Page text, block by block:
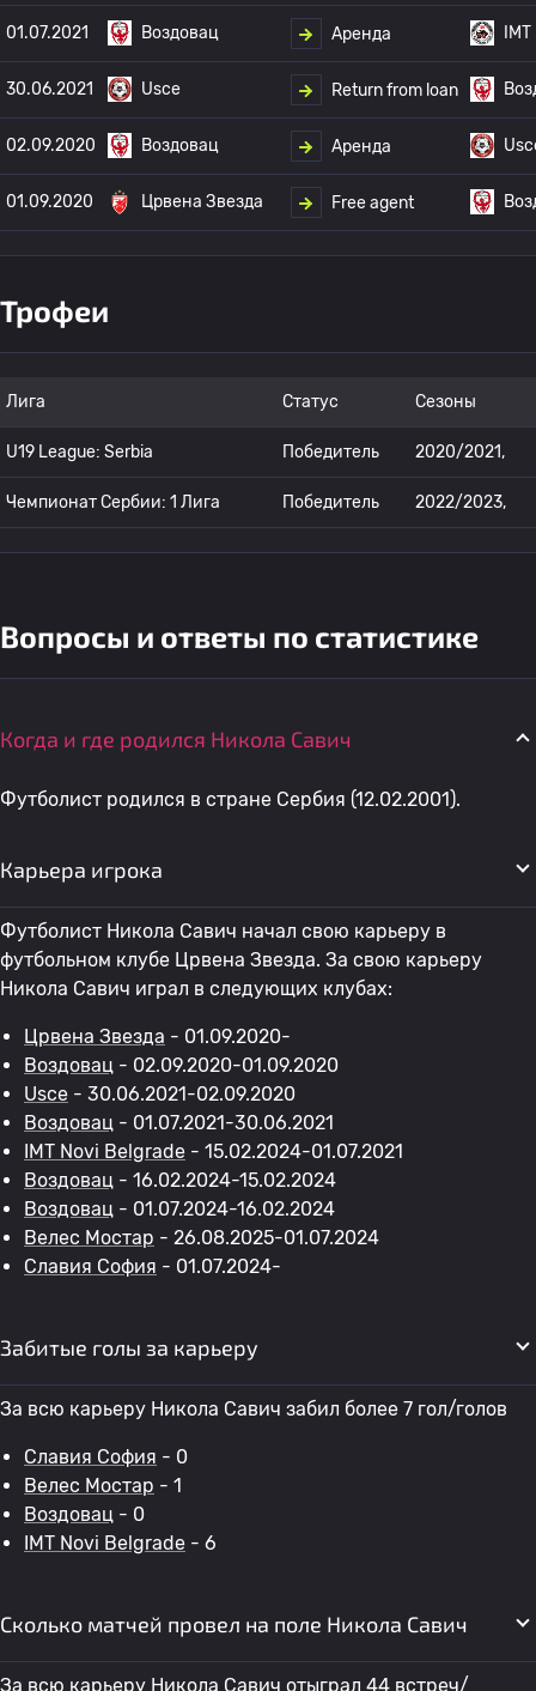
01.07.2021 Воздовац Аренда
30.06.2021 Usce Return from loan
02.09.2020 Воздовац Аренда
01.09.2020 Црвена Звезда Free agent
Трофеи
Лига Статус Сезоны
U19 League: Serbia Победитель 2020/2021,
Чемпионат Сербии: 1 Лига Победитель 2022/2023,
Вопросы и ответы по статистике
Когда и где родился Никола Савич
Футболист родился в стране Сербия (12.02.2001).
Карьера игрока
Футболист Никола Савич начал свою карьеру в
футбольном клубе Црвена Звезда. За свою карьеру
Никола Савич играл в следующих клубах:
Црвена Звезда - 01.09.2020-
Воздовац - 02.09.2020-01.09.2020
Usce - 30.06.2021-02.09.2020
Воздовац - 01.07.2021-30.06.2021
IMT Novi Belgrade - 15.02.2024-01.07.2021
Воздовац - 16.02.2024-15.02.2024
Воздовац - 01.07.2024-16.02.2024
Велес Мостар - 26.08.2025-01.07.2024
Славия София - 01.07.2024-
Забитые голы за карьеру
За всю карьеру Никола Савич забил более 7 гол/голов
Славия София - 0
Велес Мостар - 1
Воздовац - 0
IMT Novi Belgrade - 6
Сколько матчей провел на поле Никола Савич
За всю карьеру Никола Савич отыграл 44 встреч/